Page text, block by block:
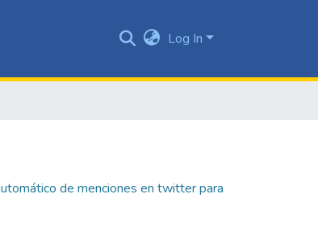
Log In
de menciones en twitter para